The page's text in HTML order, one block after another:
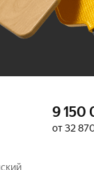
9 150
от 32